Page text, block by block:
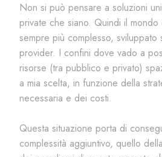
Non si può pensare a soluzioni
private che siano. Quindi il
sempre più complesso,
provider. I confini dove vado a
risorse (tra pubblico e privato)
a mia scelta, in funzione della
necessaria e dei costi.
Questa situazione porta di
complessità aggiuntivo, quello della